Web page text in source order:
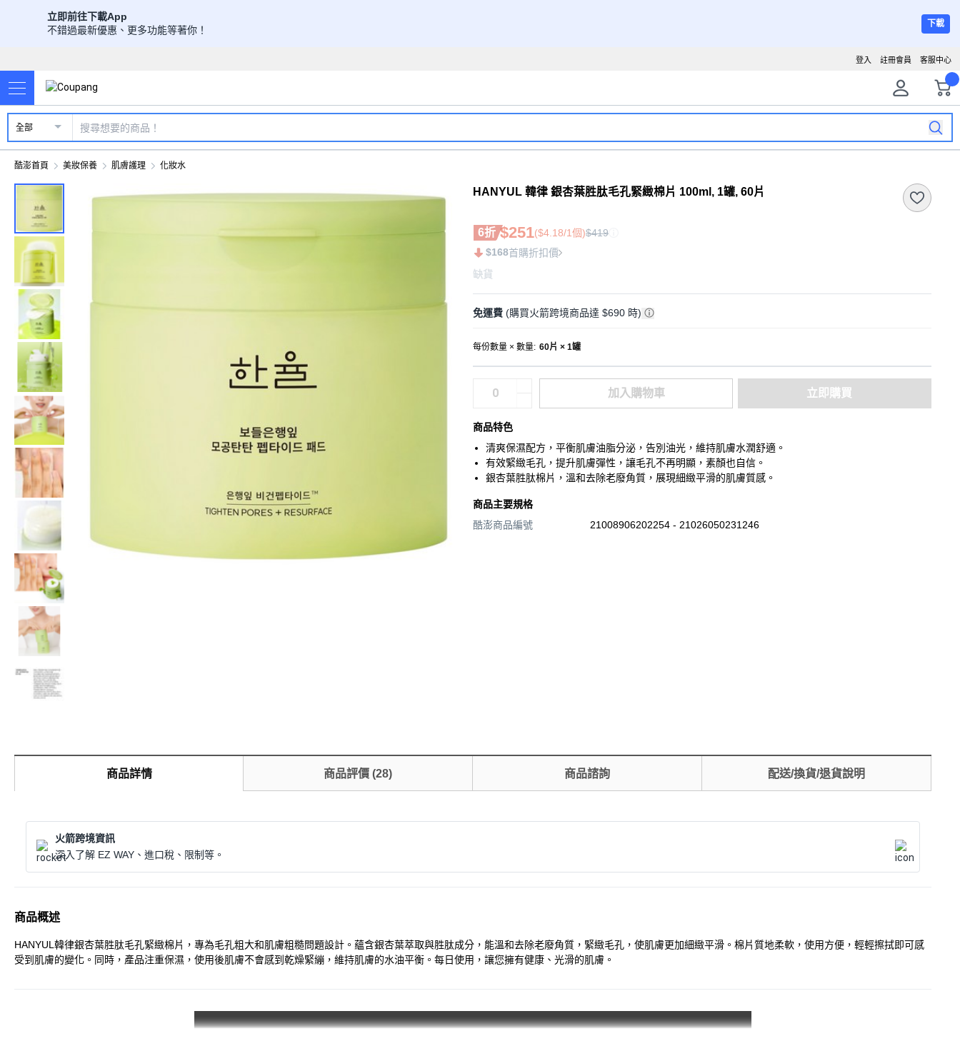
立即前往下載App
不錯過最新優惠、更多功能等著你！
下載
客服中心
註冊會員
登入
全部
酷澎首頁 美妝保養 肌膚護理 化妝水
HANYUL 韓律 銀杏葉胜肽毛孔緊緻棉片 100ml, 1罐, 60片
6折 $251($4.18/1個)$419
$168首購折扣價
缺貨
免運費 (購買火箭跨境商品達 $690 時)
每份數量 × 數量: 60片 × 1罐
加入購物車 立即購買
商品特色
清爽保濕配方，平衡肌膚油脂分泌，告別油光，維持肌膚水潤舒適。
有效緊緻毛孔，提升肌膚彈性，讓毛孔不再明顯，素顏也自信。
銀杏葉胜肽棉片，溫和去除老廢角質，展現細緻平滑的肌膚質感。
商品主要規格
酷澎商品編號
21008906202254 - 21026050231246
商品詳情 商品評價 (28) 商品諮詢 配送/換貨/退貨說明
火箭跨境資訊
深入了解 EZ WAY、進口稅、限制等。
商品概述
HANYUL韓律銀杏葉胜肽毛孔緊緻棉片，專為毛孔粗大和肌膚粗糙問題設計。蘊含銀杏葉萃取與胜肽成分，能溫和去除老廢角質，緊緻毛孔，使肌膚更加細緻平滑。棉片質地柔軟，使用方便，輕輕擦拭即可感
受到肌膚的變化。同時，產品注重保濕，使用後肌膚不會感到乾燥緊繃，維持肌膚的水油平衡。每日使用，讓您擁有健康、光滑的肌膚。